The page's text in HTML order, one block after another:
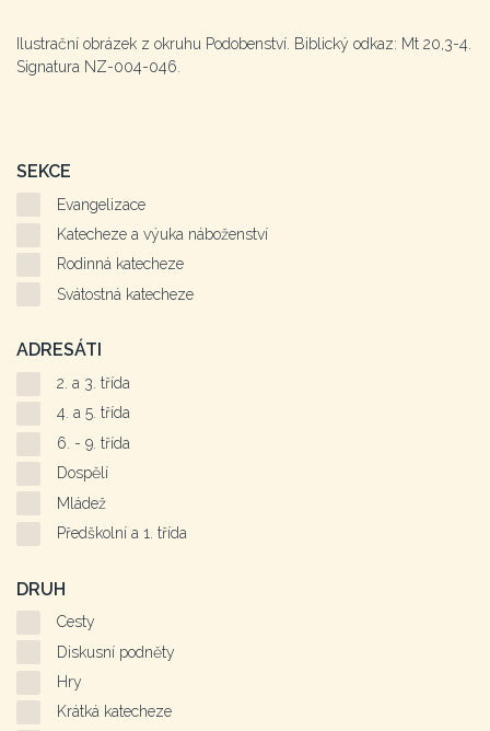
Ilustrační obrázek z okruhu Podobenství. Biblický odkaz: Mt 20,3-4.
Signatura NZ-004-046.
SEKCE
Evangelizace
Katecheze a výuka náboženství
Rodinná katecheze
Svátostná katecheze
ADRESÁTI
2. a 3. třída
4. a 5. třída
6. - 9. třída
Dospělí
Mládež
Předškolní a 1. třída
DRUH
Cesty
Diskusní podněty
Hry
Krátká katecheze